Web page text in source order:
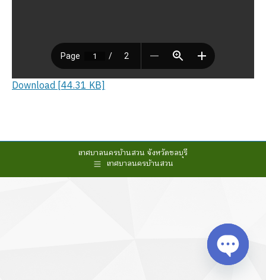
Download [44.31 KB]
เทศบาลนครบ้านสวน จังหวัดชลบุรี
เทศบาลนครบ้านสวน